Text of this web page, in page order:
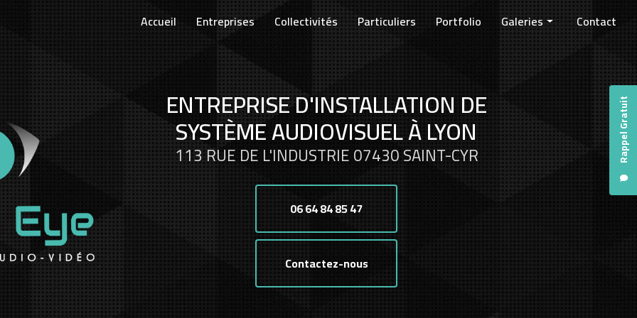
Rappel Gratuit
Accueil Entreprises Collectivités Particuliers Portfolio Galeries
Entreprises
Collectivités
Particuliers
Contact
ENTREPRISE D'INSTALLATION DE
SYSTÈME AUDIOVISUEL À LYON
113 RUE DE L'INDUSTRIE 07430 SAINT-CYR
06 64 84 85 47
Contactez-nous